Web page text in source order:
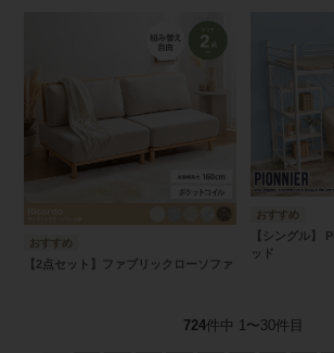
【2点セット】ファブリックローソファ
【シングル】
ッド
724件中 1〜30件目